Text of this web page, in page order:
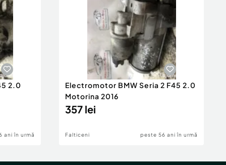
2.0
ani în urmă
Electromotor BMW Seria 2 F45 2.0
Motorina 2016
357 lei
Falticeni peste 56 ani în urmă